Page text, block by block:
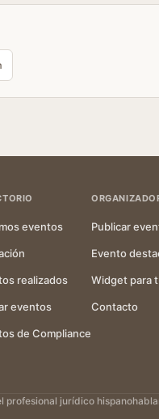
eventos
realizados
eventos
de Compliance
Publicar
Evento
Widget para
Contacto
profesional jurídico